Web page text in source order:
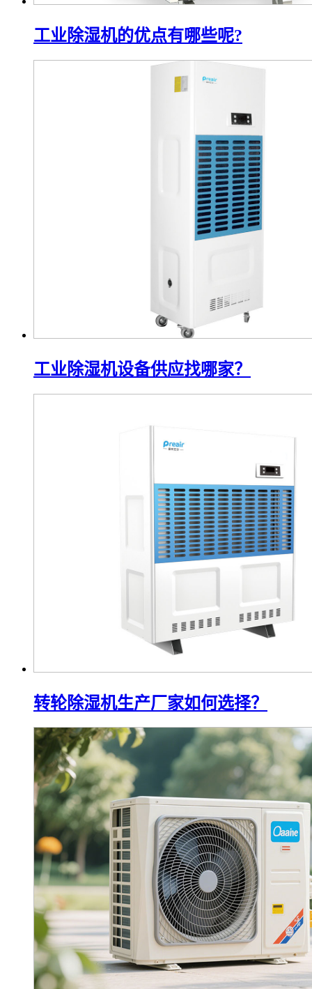
工业除湿机的优点有哪些呢?
工业除湿机设备供应找哪家？
转轮除湿机生产厂家如何选择？